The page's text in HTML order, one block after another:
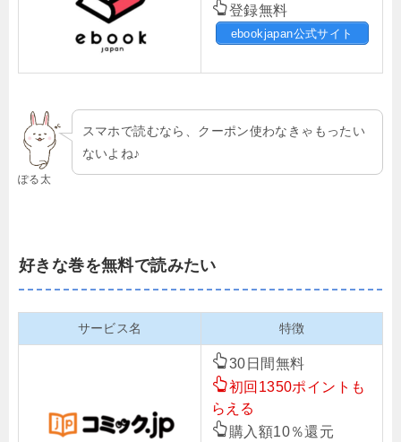
登録無料
ebookjapan公式サイト
ぽる太
スマホで読むなら、クーポン使わなきゃもったい
ないよね♪
好きな巻を無料で読みたい
サービス名 特徴
30日間無料
初回1350ポイントも
らえる
購入額10％還元